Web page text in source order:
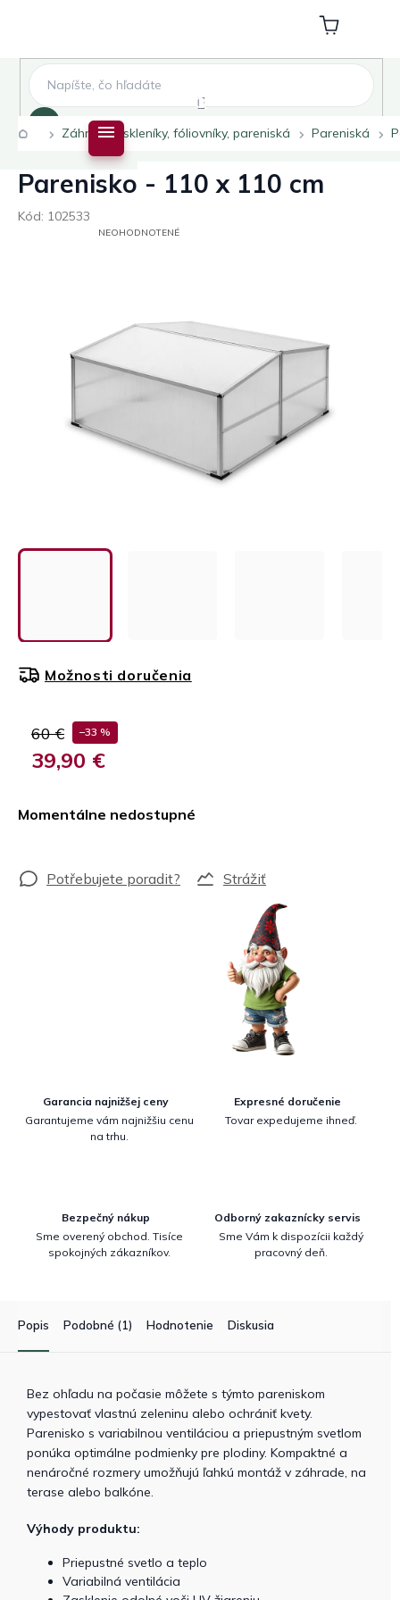
Nákupný
košík
DomovZáhradné skleníky, fóliovníky, pareniská Pareniská
Parenisko - 110 x 110 cm
Kód: 102533
PRIEMERNÉ
HVIEZDIČIEK.
NEOHODNOTENÉ
60 € –33 %
39,90 €
Momentálne nedostupné
Možnosti doručenia
Strážiť
Garancia najnižšej ceny
Garantujeme vám najnižšiu cenu
na trhu.
Expresné doručenie
Tovar expedujeme ihneď.
Bezpečný nákup
Sme overený obchod. Tisíce
spokojných zákazníkov.
Odborný zakaznícky servis
Sme Vám k dispozícii každý
pracovný deň.
Popis Podobné (1) Hodnotenie Diskusia
Bez ohľadu na počasie môžete s týmto pareniskom
vypestovať vlastnú zeleninu alebo ochrániť kvety.
Parenisko s variabilnou ventiláciou a priepustným svetlom
ponúka optimálne podmienky pre plodiny. Kompaktné a
nenáročné rozmery umožňujú ľahkú montáž v záhrade, na
terase alebo balkóne.
Výhody produktu:
Priepustné svetlo a teplo
Variabilná ventilácia